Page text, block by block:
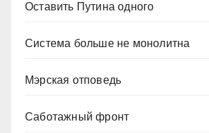
Оставить Путина одного
Система больше не монолитна
Мэрская отповедь
Саботажный фронт